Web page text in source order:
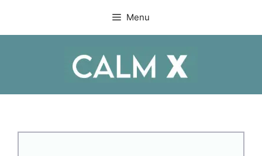
content
Menu